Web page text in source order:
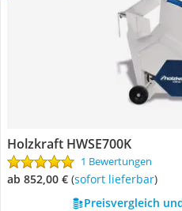
Holzkraft HWSE700K
1 Bewertungen
ab 852,00 € ( Sofort lieferbar)
Preisvergleich